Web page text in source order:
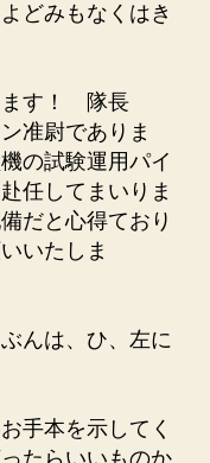
どみもなくはき
ます！ 隊長
准尉でありま
の試験運用パイ
任してまいりま
だと心得ており
いたしま
んは、ひ、左に
手本を示してく